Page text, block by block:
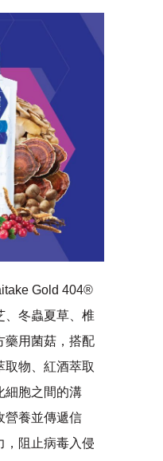
Gold 404®
、冬蟲夏草、椎
藥用菌菇，搭配
取物、紅酒萃取
細胞之間的溝
營養並傳遞信
，阻止病毒入侵